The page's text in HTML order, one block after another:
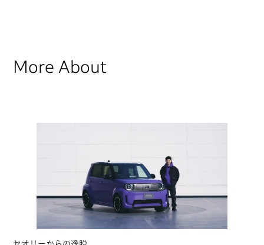
More About